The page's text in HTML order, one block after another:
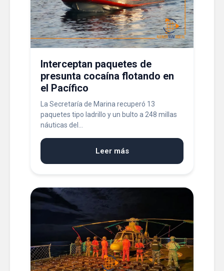
Interceptan paquetes de
presunta cocaína flotando en
el Pacífico
La Secretaría de Marina recuperó 13
paquetes tipo ladrillo y un bulto a 248 millas
náuticas del...
Leer más